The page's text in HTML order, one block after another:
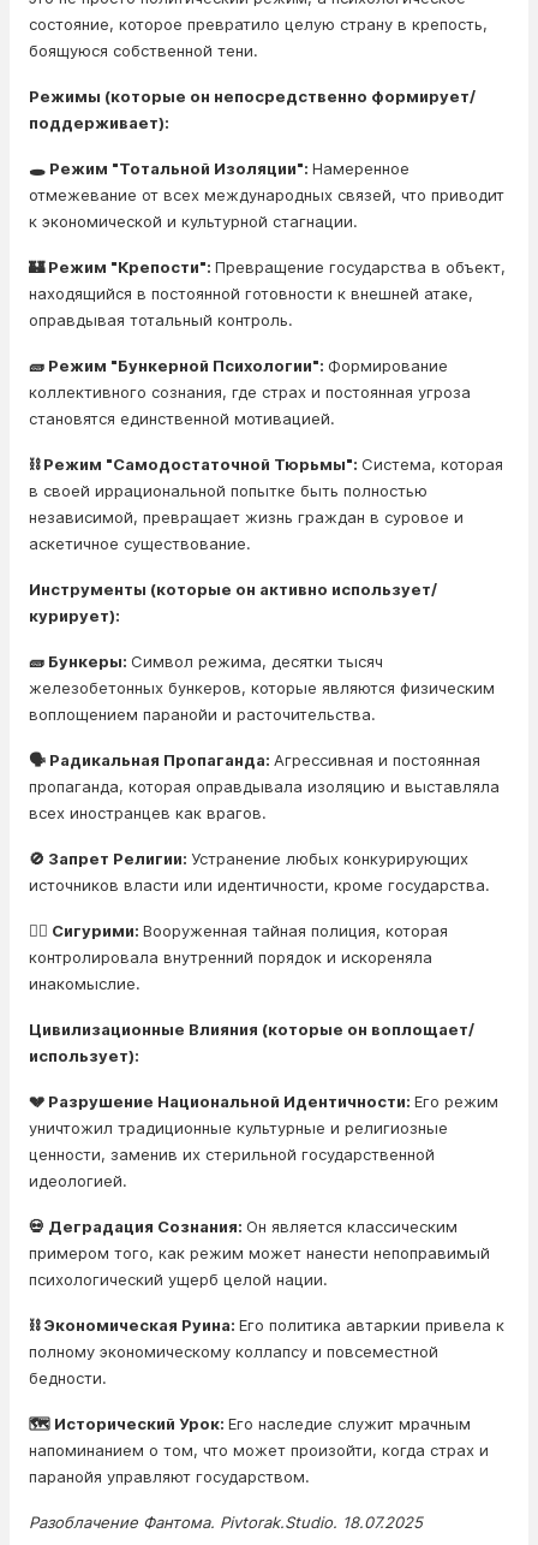
состояние, которое превратило целую страну в крепость,
боящуюся собственной тени.
Режимы (которые он непосредственно формирует/
поддерживает):
🕳️ Режим "Тотальной Изоляции": Намеренное
отмежевание от всех международных связей, что приводит
к экономической и культурной стагнации.
🏰 Режим "Крепости": Превращение государства в объект,
находящийся в постоянной готовности к внешней атаке,
оправдывая тотальный контроль.
🧱 Режим "Бункерной Психологии": Формирование
коллективного сознания, где страх и постоянная угроза
становятся единственной мотивацией.
⛓️ Режим "Самодостаточной Тюрьмы": Система, которая
в своей иррациональной попытке быть полностью
независимой, превращает жизнь граждан в суровое и
аскетичное существование.
Инструменты (которые он активно использует/
курирует):
🧱 Бункеры: Символ режима, десятки тысяч
железобетонных бункеров, которые являются физическим
воплощением паранойи и расточительства.
🗣️ Радикальная Пропаганда: Агрессивная и постоянная
пропаганда, которая оправдывала изоляцию и выставляла
всех иностранцев как врагов.
🚫 Запрет Религии: Устранение любых конкурирующих
источников власти или идентичности, кроме государства.
🕵️‍♂️ Сигурими: Вооруженная тайная полиция, которая
контролировала внутренний порядок и искореняла
инакомыслие.
Цивилизационные Влияния (которые он воплощает/
использует):
💔 Разрушение Национальной Идентичности: Его режим
уничтожил традиционные культурные и религиозные
ценности, заменив их стерильной государственной
идеологией.
💀 Деградация Сознания: Он является классическим
примером того, как режим может нанести непоправимый
психологический ущерб целой нации.
⛓️ Экономическая Руина: Его политика автаркии привела к
полному экономическому коллапсу и повсеместной
бедности.
🗺️ Исторический Урок: Его наследие служит мрачным
напоминанием о том, что может произойти, когда страх и
паранойя управляют государством.
Разоблачение Фантома. Pivtorak.Studio. 18.07.2025